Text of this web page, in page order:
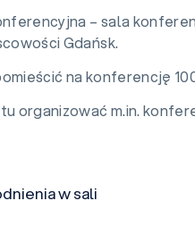
– sala
Gdańsk.
na konferencję
organizować m.in.
w sali